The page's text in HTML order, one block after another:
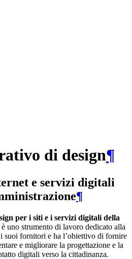
di design¶
e servizi digitali
¶
per i siti e i servizi digitali della
è uno strumento di lavoro dedicato alla
suoi fornitori e ha l’obiettivo di fornire
e migliorare la progettazione e la
digitali verso la cittadinanza.